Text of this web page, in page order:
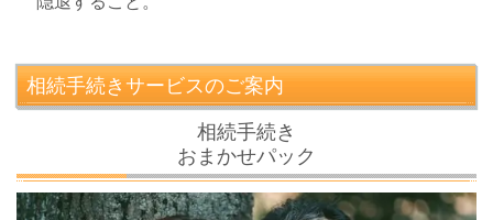
相続手続きサービスのご案内
相続手続き
おまかせパック